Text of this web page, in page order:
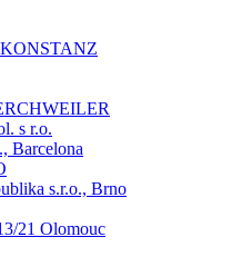
s r.o.
Barcelona
s.r.o., Brno
21 Olomouc